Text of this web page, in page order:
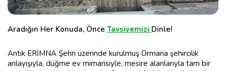
Aradığın Her Konuda, Önce Tavsiyemizi Dinle!
Antik ERİMNA Şehri üzerinde kurulmuş Ormana şehircilik
anlayışıyla, düğme ev mimarisiyle, mesire alanlarıyla tam bir